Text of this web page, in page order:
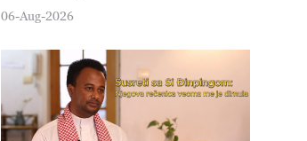
06-Aug-2026